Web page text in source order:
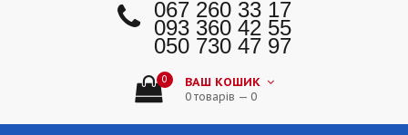
067 260 33 17
093 360 42 55
050 730 47 97
0 ВАШ КОШИК
0 товарів — 0